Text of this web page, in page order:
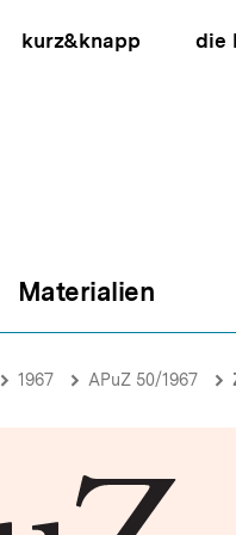
kurz&knapp die
Materialien
1967 APuZ 50/1967